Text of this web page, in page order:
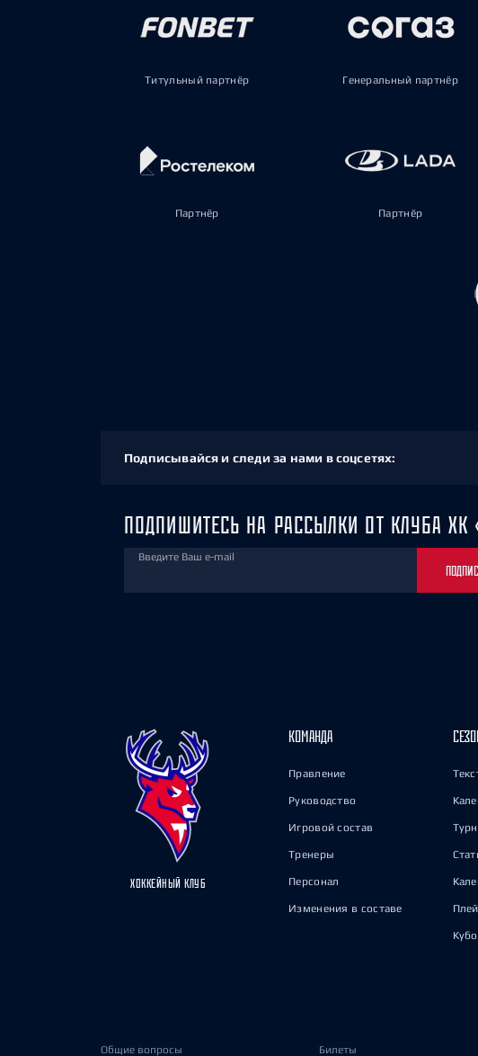
Титульный партнёр Генеральный партнёр
Партнёр Партнёр
Подписывайся и следи за нами в соцсетях:
ПОДПИШИТЕСЬ НА РАССЫЛКИ ОТ КЛУБА ХК
Введите Ваш e-mail
ХОККЕЙНЫЙ КЛУБ
КОМАНДА
Правление
Руководство
Игровой состав
Тренеры
Персонал
Изменения в составе
Общие вопросы Билеты